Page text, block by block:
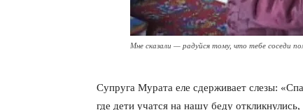
Мне сказали — радуйся тому, что тебе соседи
Супруга Мурата еле сдерживает слезы:
где дети учатся на нашу беду